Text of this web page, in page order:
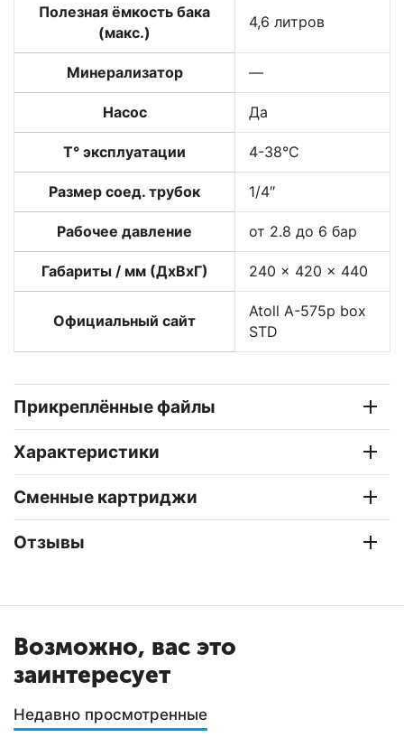
Полезная ёмкость бака
(макс.)
4,6 литров
Минерализатор —
Насос Да
T° эксплуатации 4-38°C
Размер соед. трубок 1/4″
Рабочее давление от 2.8 до 6 бар
Габариты / мм (ДхВхГ) 240 x 420 x 440
Официальный сайт
Atoll A-575p box
STD
Прикреплённые файлы
Характеристики
Сменные картриджи
Отзывы
Возможно, вас это
заинтересует
Недавно просмотренные